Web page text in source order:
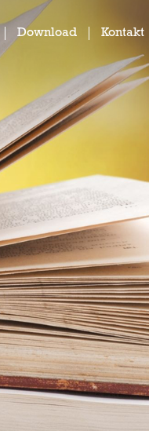
Download Kontakt